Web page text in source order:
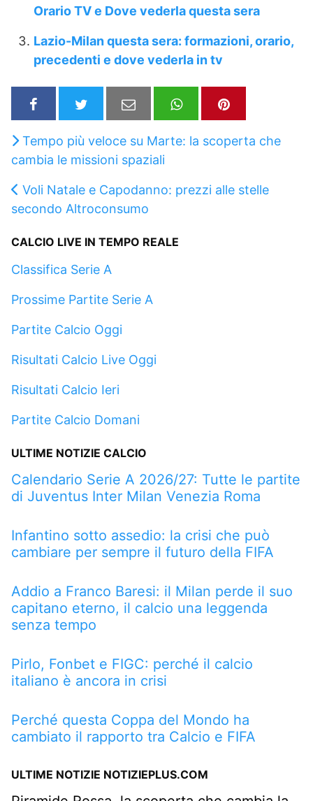
Orario TV e Dove vederla questa sera
Lazio-Milan questa sera: formazioni, orario,
precedenti e dove vederla in tv
Tempo più veloce su Marte: la scoperta che
cambia le missioni spaziali
Voli Natale e Capodanno: prezzi alle stelle
secondo Altroconsumo
CALCIO LIVE IN TEMPO REALE
Classifica Serie A
Prossime Partite Serie A
Partite Calcio Oggi
Risultati Calcio Live Oggi
Risultati Calcio Ieri
Partite Calcio Domani
ULTIME NOTIZIE CALCIO
Calendario Serie A 2026/27: Tutte le partite
di Juventus Inter Milan Venezia Roma
Infantino sotto assedio: la crisi che può
cambiare per sempre il futuro della FIFA
Addio a Franco Baresi: il Milan perde il suo
capitano eterno, il calcio una leggenda
senza tempo
Pirlo, Fonbet e FIGC: perché il calcio
italiano è ancora in crisi
Perché questa Coppa del Mondo ha
cambiato il rapporto tra Calcio e FIFA
ULTIME NOTIZIE NOTIZIEPLUS.COM